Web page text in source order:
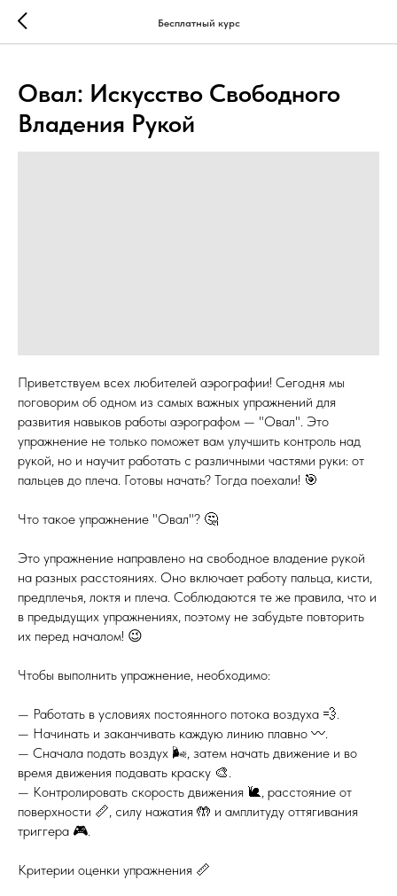
Бесплатный курс
Овал: Искусство Свободного
Владения Рукой
Приветствуем всех любителей аэрографии! Сегодня мы
поговорим об одном из самых важных упражнений для
развития навыков работы аэрографом — "Овал". Это
упражнение не только поможет вам улучшить контроль над
рукой, но и научит работать с различными частями руки: от
пальцев до плеча. Готовы начать? Тогда поехали! 🎯
Что такое упражнение "Овал"? 🤔
Это упражнение направлено на свободное владение рукой
на разных расстояниях. Оно включает работу пальца, кисти,
предплечья, локтя и плеча. Соблюдаются те же правила, что и
в предыдущих упражнениях, поэтому не забудьте повторить
их перед началом! 😉
Чтобы выполнить упражнение, необходимо:
— Работать в условиях постоянного потока воздуха 💨.
— Начинать и заканчивать каждую линию плавно 〰️.
— Сначала подать воздух 🌬️, затем начать движение и во
время движения подавать краску 🎨.
— Контролировать скорость движения 🐌, расстояние от
поверхности 📏, силу нажатия 🤲 и амплитуду оттягивания
триггера 🎮.
Критерии оценки упражнения 📏